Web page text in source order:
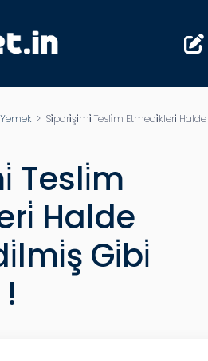
> Si̇pari̇şi̇mi̇ Tesli̇m Etmedi̇kleri̇ Halde
Tesli̇m
Halde
Gi̇bi̇